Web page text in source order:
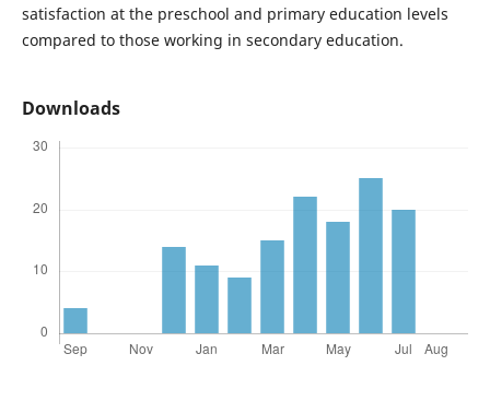
satisfaction at the preschool and primary education levels
compared to those working in secondary education.
Downloads